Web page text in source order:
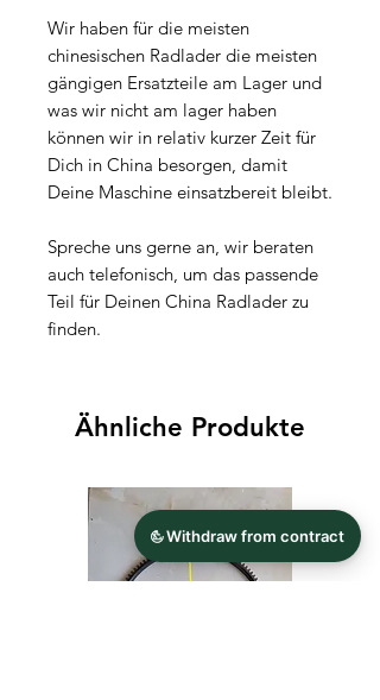
Wir haben für die meisten
chinesischen Radlader die meisten
gängigen Ersatzteile am Lager und
was wir nicht am lager haben
können wir in relativ kurzer Zeit für
Dich in China besorgen, damit
Deine Maschine einsatzbereit bleibt.
Spreche uns gerne an, wir beraten
auch telefonisch, um das passende
Teil für Deinen China Radlader zu
finden.
Ähnliche Produkte